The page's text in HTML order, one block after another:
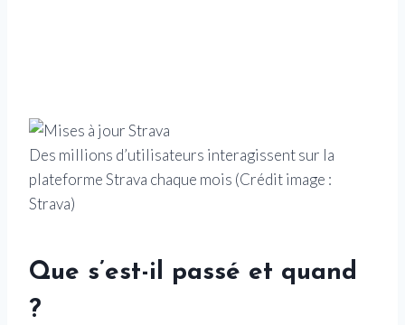
Des millions d’utilisateurs interagissent sur la
plateforme Strava chaque mois (Crédit image :
Strava)
Que s’est-il passé et quand
?